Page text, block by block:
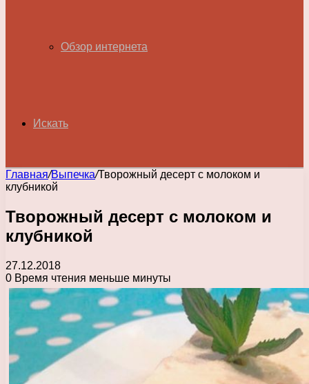
Обзор интернета
Искать
Главная/Выпечка/Творожный десерт с молоком и
клубникой
Творожный десерт с молоком и
клубникой
27.12.2018
0 Время чтения меньше минуты